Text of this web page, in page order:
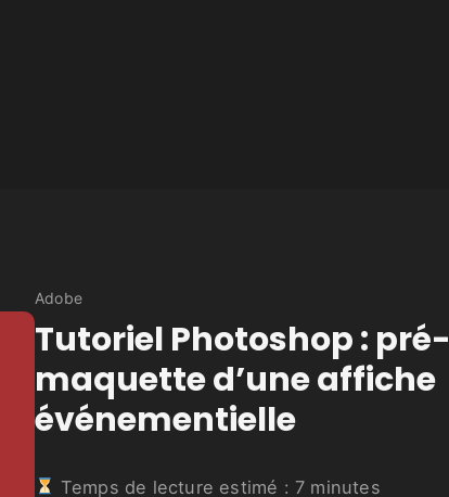
Adobe
Tutoriel Photoshop : pré-
maquette d’une affiche
événementielle
Temps de lecture estimé :7 minutes